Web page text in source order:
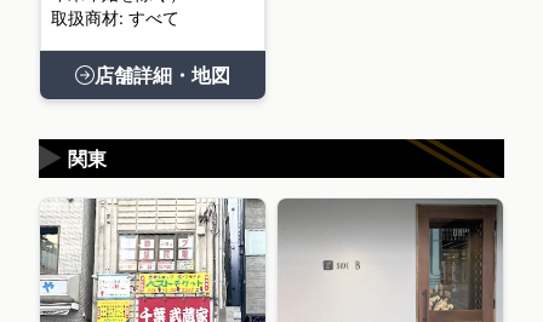
取扱商材: すべて
店舗詳細・地図
関東
▶